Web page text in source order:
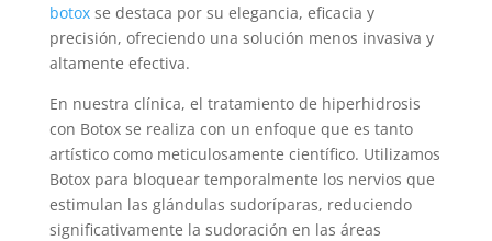
botox se destaca por su elegancia, eficacia y
precisión, ofreciendo una solución menos invasiva y
altamente efectiva.
En nuestra clínica, el tratamiento de hiperhidrosis
con Botox se realiza con un enfoque que es tanto
artístico como meticulosamente científico. Utilizamos
Botox para bloquear temporalmente los nervios que
estimulan las glándulas sudoríparas, reduciendo
significativamente la sudoración en las áreas